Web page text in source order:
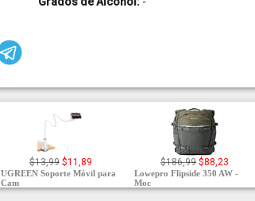
$13,99 $11,89
UGREEN Soporte Móvil para
Cam
$186,99 $88,23
Lowepro Flipside 350 AW -
Moc